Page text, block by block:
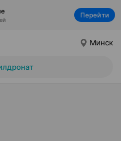
Перейти
Минск